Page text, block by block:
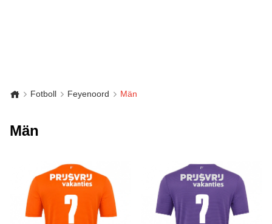
Fotboll Feyenoord Män
Män